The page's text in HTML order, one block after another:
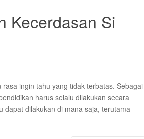
Kecerdasan Si
ingin tahu yang tidak terbatas. Sebagai
harus selalu dilakukan secara
dapat dilakukan di mana saja, terutama